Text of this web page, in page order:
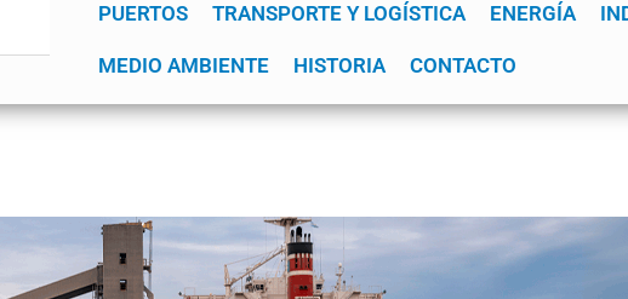
PUERTOS TRANSPORTE Y LOGÍSTICA ENERGÍA
MEDIO AMBIENTE HISTORIA CONTACTO
YPF GNL Mar del Plata Patagonia Quequén
de